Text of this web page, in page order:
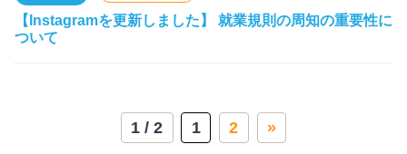
【Instagramを更新しました】 就業規則の周知の重要性に
ついて
1 / 2 1 2 »